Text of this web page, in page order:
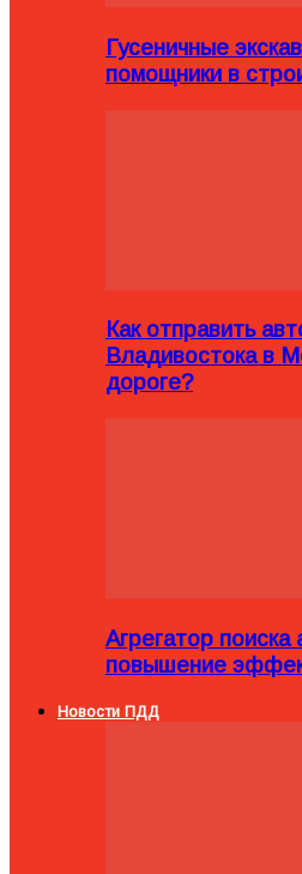
Гусеничные
помощники в
Как отправить
Владивостока в
дороге?
Агрегатор
повышение
Новости ПДД